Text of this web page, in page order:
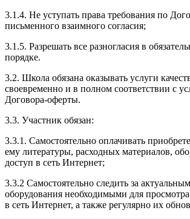
3.1.4. Не уступать права требования по
письменного взаимного согласия;
3.1.5. Разрешать все разногласия в
порядке.
3.2. Школа обязана оказывать услуги
своевременно и в полном соответствии с
Договора-оферты.
3.3. Участник обязан:
3.3.1. Cамостоятельно оплачивать
ему литературы, расходных материалов,
доступ в сеть Интернет;
3.3.2 Самостоятельно следить за
оборудования необходимыми для
в сеть Интернет, а также регулярно их